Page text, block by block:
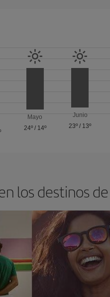
Mayo
24º/ 14º
Junio
23º / 13º
los destinos